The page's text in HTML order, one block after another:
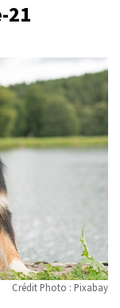
21
Crédit Photo : Pixabay